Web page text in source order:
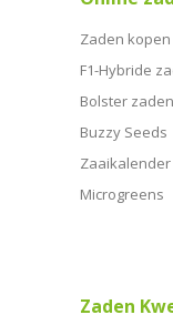
Zaden kopen
F1-Hybride
Bolster zaden
Buzzy Seeds
Zaaikalender
Microgreens
Zaden